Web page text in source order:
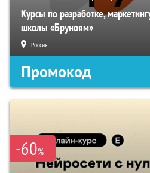
Курсы по разработке,
школы «Бруноям»
Россия
Промокод
-60%